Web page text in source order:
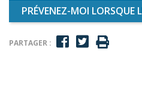
PRÉVENEZ-MOI LORSQUE
PARTAGER :